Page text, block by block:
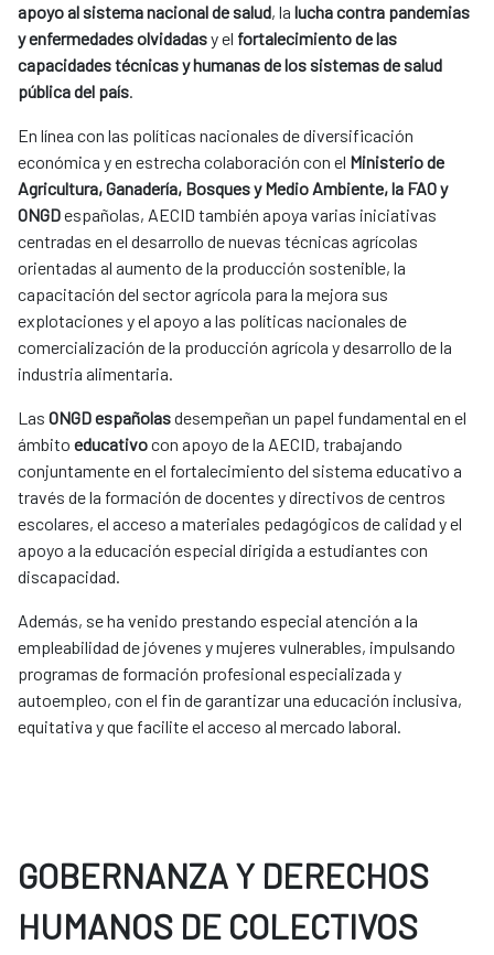
apoyo al sistema nacional de salud, la lucha contra pandemias
y enfermedades olvidadasy el fortalecimiento de las
capacidades técnicas y humanas de los sistemas de salud
pública del país.
En línea con las políticas nacionales de diversificación
económica y en estrecha colaboración con el Ministerio de
Agricultura, Ganadería, Bosques y Medio Ambiente, la FAO y
ONGDespañolas, AECID también apoya varias iniciativas
centradas en el desarrollo de nuevas técnicas agrícolas
orientadas al aumento de la producción sostenible, la
capacitación del sector agrícola para la mejora sus
explotaciones y el apoyo a las políticas nacionales de
comercialización de la producción agrícola y desarrollo de la
industria alimentaria.
Las ONGD españolasdesempeñan un papel fundamental en el
ámbito educativocon apoyo de la AECID, trabajando
conjuntamente en el fortalecimiento del sistema educativo a
través de la formación de docentes y directivos de centros
escolares, el acceso a materiales pedagógicos de calidad y el
apoyo a la educación especial dirigida a estudiantes con
discapacidad.
Además, se ha venido prestando especial atención a la
empleabilidad de jóvenes y mujeres vulnerables, impulsando
programas de formación profesional especializada y
autoempleo, con el fin de garantizar una educación inclusiva,
equitativa y que facilite el acceso al mercado laboral.
GOBERNANZA Y DERECHOS
HUMANOS DE COLECTIVOS